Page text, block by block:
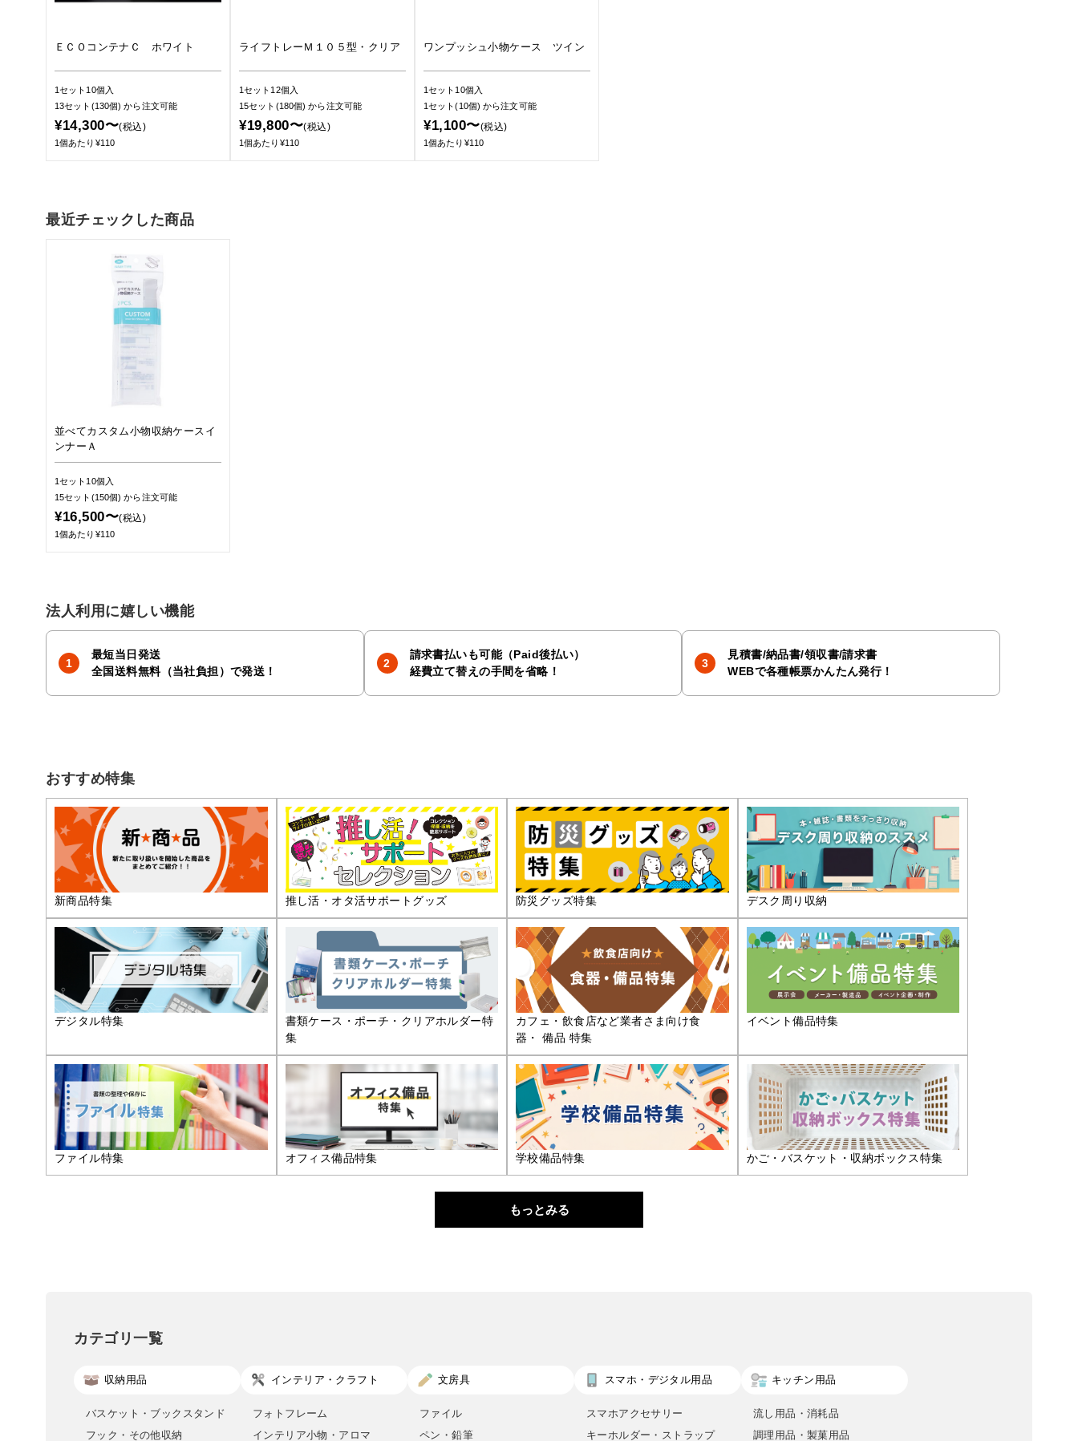
ＥＣＯコンテナＣ ホワイト
1セット10個入
13セット(130個)から注文可能
¥14,300〜(税込)
1個あたり¥110
ライフトレーＭ１０５型・クリア
1セット12個入
15セット(180個)から注文可能
¥19,800〜(税込)
1個あたり¥110
ワンプッシュ小物ケース ツイン
1セット10個入
1セット(10個)から注文可能
¥1,100〜(税込)
1個あたり¥110
最近チェックした商品
並べてカスタム小物収納ケースイ
ンナーＡ
1セット10個入
15セット(150個)から注文可能
¥16,500〜(税込)
1個あたり¥110
法人利用に嬉しい機能
最短当日発送
全国送料無料（当社負担）で発送！
請求書払いも可能（Paid後払い）
経費立て替えの手間を省略！
見積書/納品書/領収書/請求書
WEBで各種帳票かんたん発行！
おすすめ特集
新商品特集 推し活・オタ活サポートグッズ 防災グッズ特集 デスク周り収納
デジタル特集
書類ケース・ポーチ・クリアホルダー特
集
カフェ・飲食店など業者さま向け食
器・ 備品 特集
イベント備品特集
ファイル特集 オフィス備品特集 学校備品特集 かご・バスケット・収納ボックス特集
もっとみる
カテゴリ一覧
収納用品
バスケット・ブックスタンド
フック・その他収納
インテリア・クラフト
フォトフレーム
インテリア小物・アロマ
文房具
ファイル
ペン・鉛筆
スマホ・デジタル用品
スマホアクセサリー
キーホルダー・ストラップ
キッチン用品
流し用品・消耗品
調理用品・製菓用品